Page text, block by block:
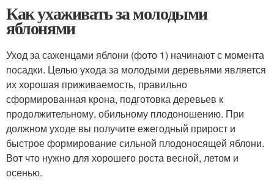
Как ухаживать за молодыми
яблонями
Уход за саженцами яблони (фото 1) начинают с момента
посадки. Целью ухода за молодыми деревьями является
их хорошая приживаемость, правильно
сформированная крона, подготовка деревьев к
продолжительному, обильному плодоношению. При
должном уходе вы получите ежегодный прирост и
быстрое формирование сильной плодоносящей яблони.
Вот что нужно для хорошего роста весной, летом и
осенью.